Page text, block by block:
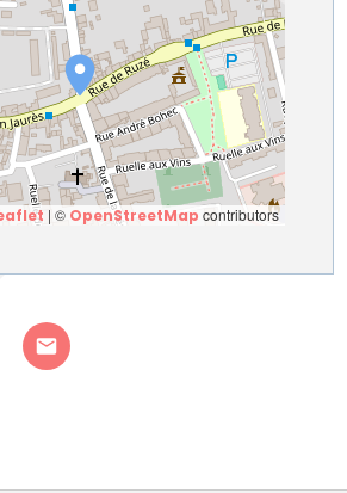
| © OpenStreetMap contributors